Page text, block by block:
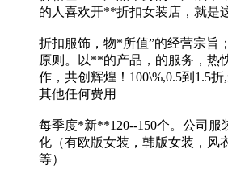
的人喜欢开**折扣女装店，就是
折扣服饰，物*所值”的经营宗旨
原则。以**的产品，的服务，热
作，共创辉煌！100\%,0.5到1.5
其他任何费用
每季度*新**120--150个。公司服
化（有欧版女装，韩版女装，风
等）